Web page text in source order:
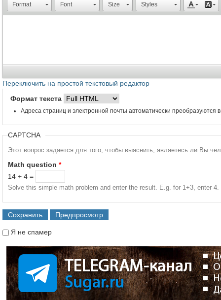
Format Font Size Styles
Переключить на простой текстовый редактор
Формат текста
Адреса страниц и электронной почты автоматически преобразуются
CAPTCHA
Этот вопрос задается для того, чтобы выяснить, являетесь ли Вы
Math question *
14 + 4 =
Solve this simple math problem and enter the result. E.g. for 1+3, enter 4.
Я не спамер